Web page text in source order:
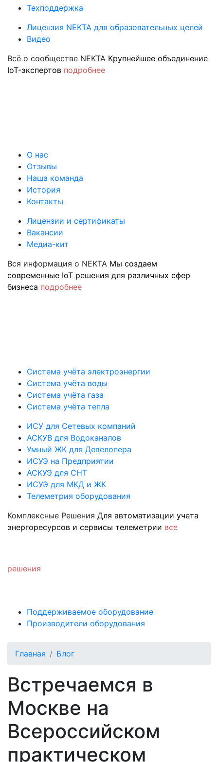
Техподдержка
Лицензия NEKTA для образовательных целей
Видео
Всё о сообществе NEKTA Крупнейшее объединение
IoT-экспертов подробнее
О нас
Отзывы
Наша команда
История
Контакты
Лицензии и сертификаты
Вакансии
Медиа-кит
Вся информация о NEKTA Мы создаем
современные IoT решения для различных сфер
бизнеса подробнее
Система учёта электроэнергии
Система учёта воды
Система учёта газа
Система учёта тепла
ИСУ для Сетевых компаний
АСКУВ для Водоканалов
Умный ЖК для Девелопера
ИСУЭ на Предприятии
АСКУЭ для СНТ
ИСУЭ для МКД и ЖК
Телеметрия оборудования
Комплексные Решения Для автоматизации учета
энергоресурсов и сервисы телеметрии все
решения
Поддерживаемое оборудование
Производители оборудования
Главная Блог
Встречаемся в
Москве на
Всероссийском
практическом